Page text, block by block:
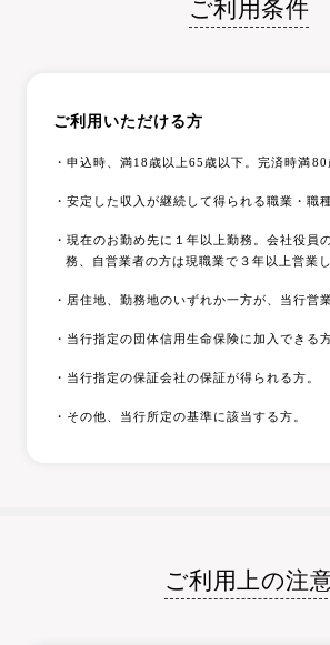
ご利用条件
ご利用いただける方
・申込時、満18歳以上65歳以下。完済時満80
・安定した収入が継続して得られる職業・職
・現在のお勤め先に１年以上勤務。会社役員
務、自営業者の方は現職業で３年以上営業
・居住地、勤務地のいずれか一方が、当行営
・当行指定の団体信用生命保険に加入できる方
・当行指定の保証会社の保証が得られる方。
・その他、当行所定の基準に該当する方。
ご利用上の注